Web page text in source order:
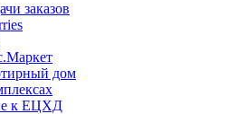
заказов
дом
к ЕЦХД